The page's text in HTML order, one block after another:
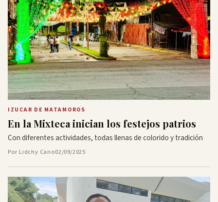
IZUCAR DE MATAMOROS
En la Mixteca inician los festejos patrios
Con diferentes actividades, todas llenas de colorido y tradición
Por Lidchy Cano02/09/2025